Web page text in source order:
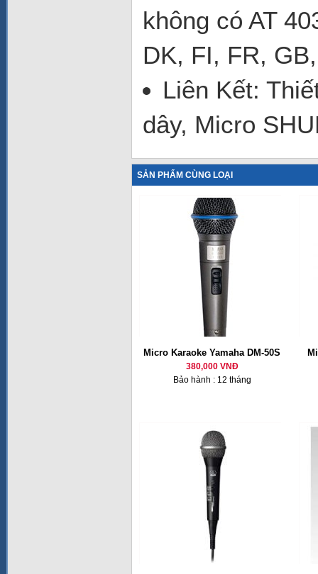
không có AT
DK, FI, FR,
Liên Kết:
dây, Micro
SẢN PHẨM CÙNG LOẠI
Micro Karaoke Yamaha DM-50S
380,000 VNĐ
Bảo hành : 12 tháng